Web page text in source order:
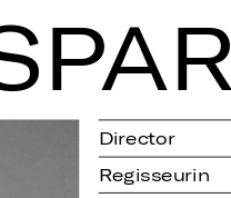
Director
Regisseurin